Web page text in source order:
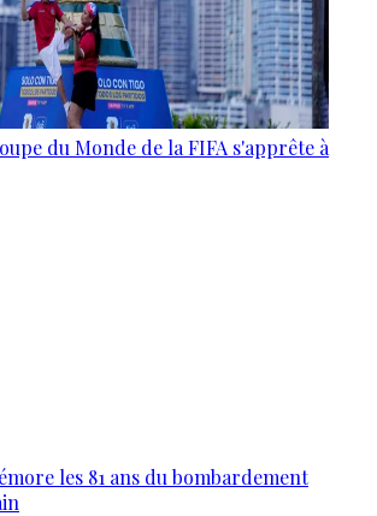
du Monde de la FIFA s'apprête à
les 81 ans du bombardement